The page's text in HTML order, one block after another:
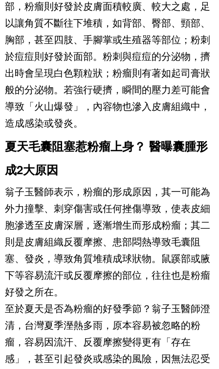
部，粉瘤則好發於皮膚面積較廣、較大之處，足
以讓角質不斷往下堆積，如背部、臀部、頸部、
胸部，甚至四肢、手腳掌或生殖器等部位；粉刺
於痘痘則好發於面部。粉刺與痘痘的分泌物，擠
出時會呈現白色顆粒狀；粉瘤則有著如起司膏狀
般的分泌物。若強行硬擠，瞬間的壓力差可能會
導致「火山爆發」，內容物也滲入皮膚組織中，
造成感染或發炎。
夏天毛囊阻塞惹粉瘤上身？ 醫曝囊腫形
成2大原因
翁子玉醫師表示，粉瘤的形成原因，其一可能為
外力撞擊、刺穿傷害或任何挫傷導致，使表皮細
胞滲透至皮膚深層，逐漸增生而形成粉瘤；其二
則是皮膚組織反覆摩擦、患部悶熱導致毛囊阻
塞、發炎，導致角質堆積成球狀物。鼠蹊部或腋
下等容易流汗或反覆摩擦的部位，往往也是粉瘤
好發之所在。
至於夏天是否為粉瘤的好發季節？翁子玉醫師澄
清，台灣夏季溼熱多雨，原本容易被忽略的粉
瘤，容易因流汗、反覆摩擦變得更有「存在
感」，甚至引起發炎或感染的風險，因無法忍受